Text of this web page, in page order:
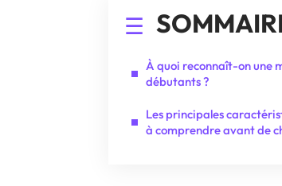
À quoi reconnaît-on une
débutants ?
Les principales
à comprendre avant de